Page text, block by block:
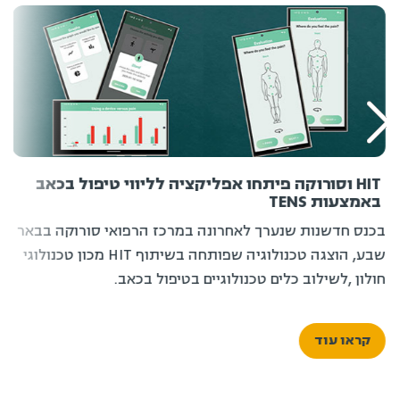
HIT וסורוקה פיתחו אפליקציה לליווי טיפול בכאב
באמצעות TENS
בכנס חדשנות שנערך לאחרונה במרכז הרפואי סורוקה בבאר
שבע, הוצגה טכנולוגיה שפותחה בשיתוף HIT מכון טכנולוגי
חולון ,לשילוב כלים טכנולוגיים בטיפול בכאב.
קראו עוד